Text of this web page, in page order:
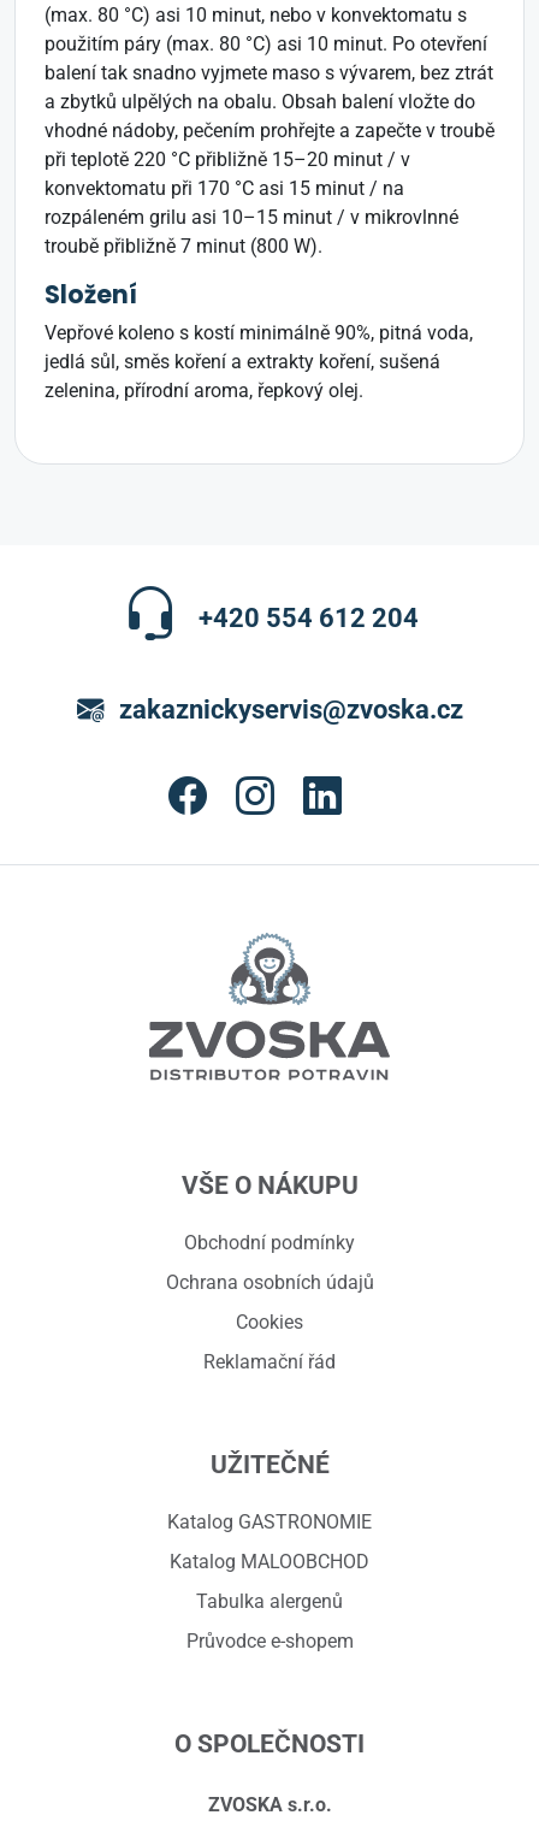
(max. 80 °C) asi 10 minut, nebo v konvektomatu s
použitím páry (max. 80 °C) asi 10 minut. Po otevření
balení tak snadno vyjmete maso s vývarem, bez ztrát
a zbytků ulpělých na obalu. Obsah balení vložte do
vhodné nádoby, pečením prohřejte a zapečte v troubě
při teplotě 220 °C přibližně 15–20 minut / v
konvektomatu při 170 °C asi 15 minut / na
rozpáleném grilu asi 10–15 minut / v mikrovlnné
troubě přibližně 7 minut (800 W).
Složení
Vepřové koleno s kostí minimálně 90%, pitná voda,
jedlá sůl, směs koření a extrakty koření, sušená
zelenina, přírodní aroma, řepkový olej.
+420 554 612 204
zakaznickyservis@zvoska.cz
VŠE O NÁKUPU
Obchodní podmínky
Ochrana osobních údajů
Cookies
Reklamační řád
UŽITEČNÉ
Katalog GASTRONOMIE
Katalog MALOOBCHOD
Tabulka alergenů
Průvodce e-shopem
O SPOLEČNOSTI
ZVOSKA s.r.o.